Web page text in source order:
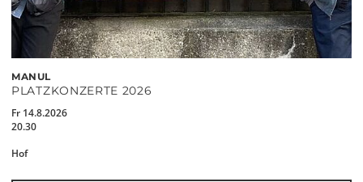
MANUL
PLATZKONZERTE 2026
Fr 14.8.2026
20.30
Hof